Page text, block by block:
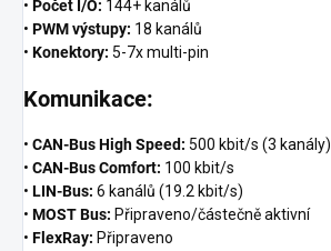
• Počet I/O: 144+ kanálů
• PWM výstupy: 18 kanálů
• Konektory: 5-7x multi-pin
Komunikace:
• CAN-Bus High Speed: 500 kbit/s (3 kanály)
• CAN-Bus Comfort: 100 kbit/s
• LIN-Bus: 6 kanálů (19.2 kbit/s)
• MOST Bus: Připraveno/částečně aktivní
• FlexRay: Připraveno